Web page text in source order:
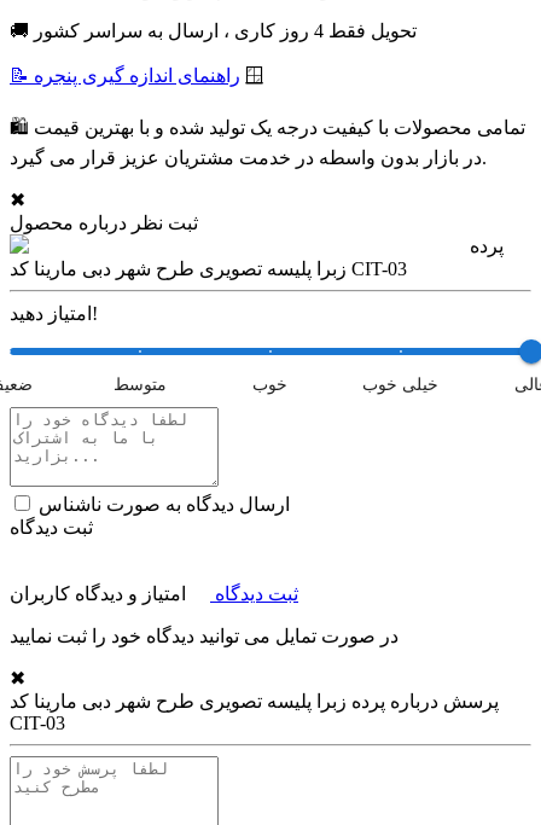
🚚 تحویل فقط 4 روز کاری ، ارسال به سراسر کشور
📝 راهنمای اندازه گیری پنجره 🪟
🛍 تمامی محصولات با کیفیت درجه یک تولید شده و با بهترین قیمت
در بازار بدون واسطه در خدمت مشتریان عزیز قرار می گیرد.
✖
ثبت نظر درباره محصول
پرده
زبرا پلیسه تصویری طرح شهر دبی مارینا کد CIT-03
امتیاز دهید!
متوسط خوب خیلی خوب
ارسال دیدگاه به صورت ناشناس
ثبت دیدگاه
ثبت دیدگاه امتیاز و دیدگاه کاربران
در صورت تمایل می توانید دیدگاه خود را ثبت نمایید
✖
پرسش درباره پرده زبرا پلیسه تصویری طرح شهر دبی مارینا کد
CIT-03